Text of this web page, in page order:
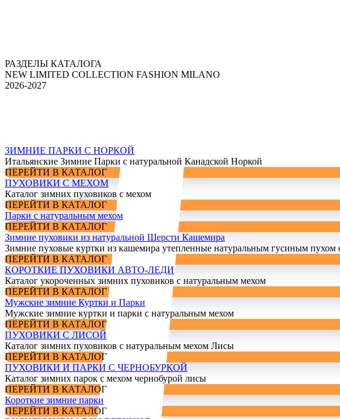
РАЗДЕЛЫ КАТАЛОГА
NEW LIMITED COLLECTION FASHION MILANO
2026-2027
ЗИМНИЕ ПАРКИ С НОРКОЙ
Итальянские Зимние Парки с натуральной Канадской Норкой
ПЕРЕЙТИ В КАТАЛОГ
ПУХОВИКИ С МЕХОМ
Каталог зимних пуховиков с мехом
ПЕРЕЙТИ В КАТАЛОГ
Парки с натуральным мехом
ПЕРЕЙТИ В КАТАЛОГ
Зимние пуховики из натуральной Шерсти Кашемира
Зимние пуховые куртки из кашемира утепленные натуральным гусиным пухом
ПЕРЕЙТИ В КАТАЛОГ
КОРОТКИЕ ПУХОВИКИ АВТО-ЛЕДИ
Каталог укороченных зимних пуховиков с натуральным мехом
ПЕРЕЙТИ В КАТАЛОГ
Мужские зимние Куртки и Парки
Мужские зимние куртки и парки с натуральным мехом
ПЕРЕЙТИ В КАТАЛОГ
ПУХОВИКИ С ЛИСОЙ
Каталог зимних пуховиков с натуральным мехом Лисы
ПЕРЕЙТИ В КАТАЛОГ
ПУХОВИКИ И ПАРКИ С ЧЕРНОБУРКОЙ
Каталог зимних парок с мехом чернобурой лисы
ПЕРЕЙТИ В КАТАЛОГ
Короткие зимние парки
ПЕРЕЙТИ В КАТАЛОГ